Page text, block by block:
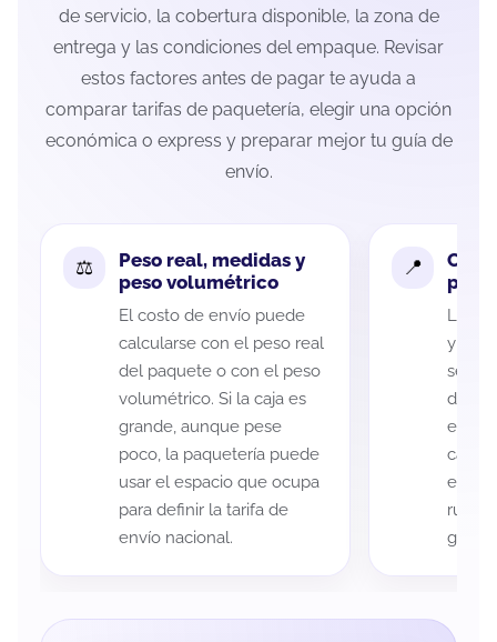
de servicio, la cobertura disponible, la zona de
entrega y las condiciones del empaque. Revisar
estos factores antes de pagar te ayuda a
comparar tarifas de paquetería, elegir una opción
económica o express y preparar mejor tu guía de
envío.
Peso real, medidas y
peso volumétrico
El costo de envío puede
calcularse con el peso real
del paquete o con el peso
volumétrico. Si la caja es
grande, aunque pese
poco, la paquetería puede
usar el espacio que ocupa
para definir la tarifa de
envío nacional.
La
y
de
cada
es
ruta
guía